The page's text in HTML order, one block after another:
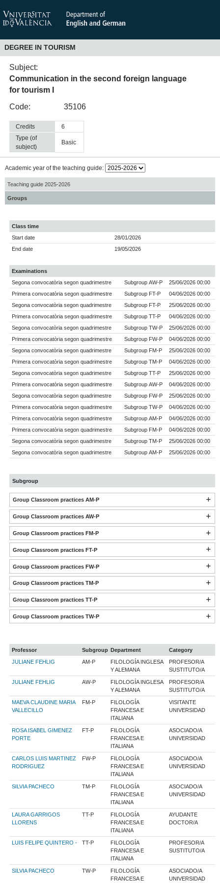
DEGREE IN TOURISM
Subject:
Communication in the second foreign language
for tourism I
Code:
35106
Credits
6
Type (of
subject)
basic
Academic year of the teaching guide:
Teaching guide 2025-2026
Groups
Class time
Start date
28/01/2026
End date
19/05/2026
Examinations
Segona convocatòria segon quadrimestre
Subgroup AW-P
25/06/2026 00:00
Primera convocatòria segon quadrimestre
Subgroup FT-P
04/06/2026 00:00
Segona convocatòria segon quadrimestre
Subgroup FT-P
25/06/2026 00:00
Primera convocatòria segon quadrimestre
Subgroup TT-P
04/06/2026 00:00
Segona convocatòria segon quadrimestre
Subgroup TW-P
25/06/2026 00:00
Primera convocatòria segon quadrimestre
Subgroup FW-P
04/06/2026 00:00
Segona convocatòria segon quadrimestre
Subgroup FM-P
25/06/2026 00:00
Primera convocatòria segon quadrimestre
Subgroup TM-P
04/06/2026 00:00
Segona convocatòria segon quadrimestre
Subgroup TT-P
25/06/2026 00:00
Primera convocatòria segon quadrimestre
Subgroup AW-P
04/06/2026 00:00
Segona convocatòria segon quadrimestre
Subgroup FW-P
25/06/2026 00:00
Primera convocatòria segon quadrimestre
Subgroup TW-P
04/06/2026 00:00
Primera convocatòria segon quadrimestre
Subgroup AM-P
04/06/2026 00:00
Primera convocatòria segon quadrimestre
Subgroup FM-P
04/06/2026 00:00
Segona convocatòria segon quadrimestre
Subgroup TM-P
25/06/2026 00:00
Segona convocatòria segon quadrimestre
Subgroup AM-P 25/06/2026 00:00
Subgroup
Group Classroom practices AM-P
Group Classroom practices AW-P
Group Classroom practices FM-P
Group Classroom practices FT-P
Group Classroom practices FW-P
Group Classroom practices TM-P
Group Classroom practices TT-P
Group Classroom practices TW-P
Professor Subgroup Department
Category
JULIANE FEHLIG
AM-P
FILOLOGÍA INGLESA
Y ALEMANA
PROFESOR/A
SUSTITUTO/A
JULIANE FEHLIG AW-P
FILOLOGÍA INGLESA
Y ALEMANA
PROFESOR/A
SUSTITUTO/A
MAEVA CLAUDINE MARIA
VALLECILLO
FM-P
FILOLOGÍA
FRANCESA E
ITALIANA
VISITANTE
UNIVERSIDAD
ROSA ISABEL GIMENEZ
PORTE
FT-P
FILOLOGÍA
FRANCESA E
ITALIANA
ASOCIADO/A
UNIVERSIDAD
CARLOS LUIS MARTINEZ
RODRIGUEZ
FW-P
FILOLOGÍA
FRANCESA E
ITALIANA
ASOCIADO/A
UNIVERSIDAD
SILVIA PACHECO TM-P
FILOLOGÍA
FRANCESA E
ITALIANA
ASOCIADO/A
UNIVERSIDAD
LAURA GARRIGOS
LLORENS
TT-P
FILOLOGÍA
FRANCESA E
ITALIANA
AYUDANTE
DOCTOR/A
LUIS FELIPE QUINTERO - TT-P
FILOLOGÍA
FRANCESA E
ITALIANA
PROFESOR/A
SUSTITUTO/A
SILVIA PACHECO TW-P
FILOLOGÍA
FRANCESA E
ASOCIADO/A
UNIVERSIDAD